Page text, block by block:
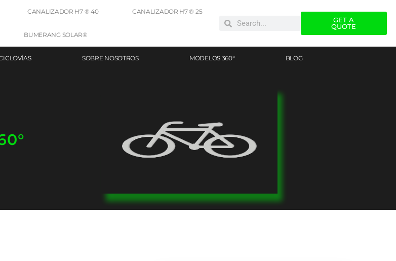
CANALIZADOR H7 ® 40 CANALIZADOR H7 ® 25
BUMERANG SOLAR®
GET A
QUOTE
SOBRE NOSOTROS MODELOS 360° BLOG